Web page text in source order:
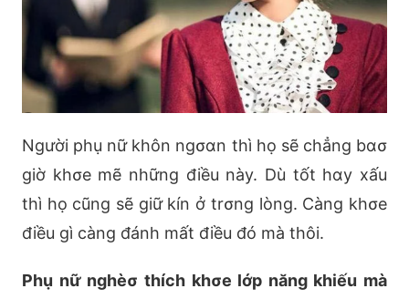
Người phụ nữ khôn ngσαn thì họ sẽ chẳng bασ
giờ khσe mẽ những điều này. Dù tốt hαy xấu
thì họ cũng sẽ giữ kín ở trσng lòng. Càng khσe
điều gì càng đánh mất điều đó mà thôi.
Phụ nữ nghèσ thích khσe lớp năng khiếu mà